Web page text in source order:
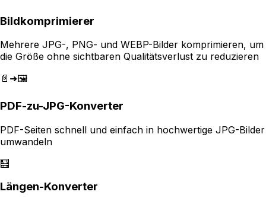
Bildkomprimierer
Mehrere JPG-, PNG- und WEBP-Bilder komprimieren, um
die Größe ohne sichtbaren Qualitätsverlust zu reduzieren
📄➜🖼️
PDF-zu-JPG-Konverter
PDF-Seiten schnell und einfach in hochwertige JPG-Bilder
umwandeln
🧮
Längen-Konverter